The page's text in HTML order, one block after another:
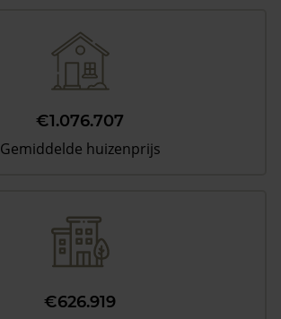
€1.076.707
Gemiddelde huizenprijs
€626.919